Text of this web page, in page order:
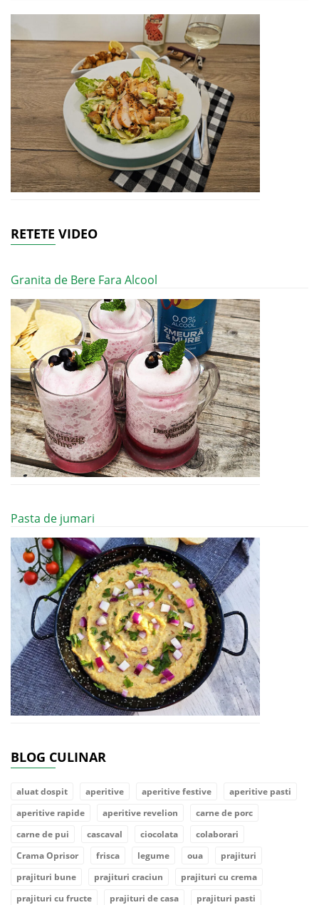
RETETE VIDEO
Granita de Bere Fara Alcool
Pasta de jumari
BLOG CULINAR
aluat dospit aperitive aperitive festive
aperitive pasti
aperitive rapide
aperitive revelion
carne de porc
carne de pui
cascaval ciocolata
colaborari
Crama Oprisor
frisca legume oua
prajituri
prajituri bune
prajituri craciun
prajituri cu crema
prajituri cu fructe
prajituri de casa
prajituri pasti